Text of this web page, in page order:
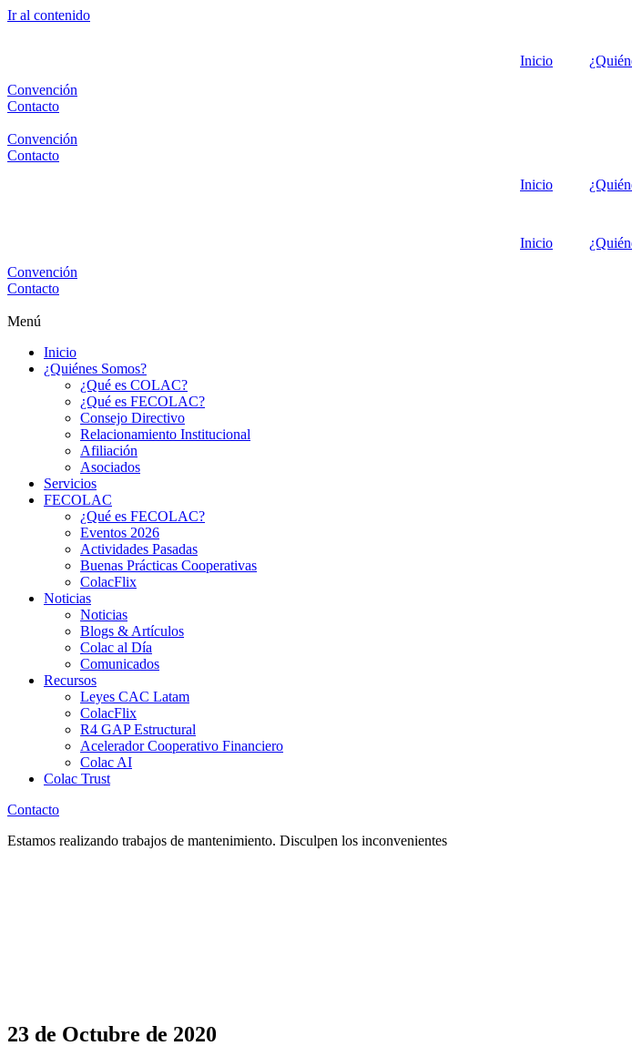
Ir al contenido
Inicio
Convención
Contacto
Convención
Contacto
Inicio
Inicio
Convención
Contacto
Menú
Inicio
¿Quiénes Somos?
¿Qué es COLAC?
¿Qué es FECOLAC?
Consejo Directivo
Relacionamiento Institucional
Afiliación
Asociados
Servicios
FECOLAC
¿Qué es FECOLAC?
Eventos 2026
Actividades Pasadas
Buenas Prácticas Cooperativas
ColacFlix
Noticias
Noticias
Blogs & Artículos
Colac al Día
Comunicados
Recursos
Leyes CAC Latam
ColacFlix
R4 GAP Estructural
Acelerador Cooperativo Financiero
Colac AI
Colac Trust
Contacto
Estamos realizando trabajos de mantenimiento. Disculpen los inconvenientes
23 de Octubre de 2020